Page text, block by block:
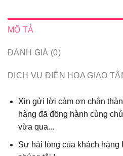
MÔ TẢ
ĐÁNH GIÁ (0)
DỊCH VỤ ĐIỆN HOA GIAO
Xin gửi lời cảm ơn chân
hàng đã đồng hành cùng
vừa qua...
Sự hài lòng của khách hàng